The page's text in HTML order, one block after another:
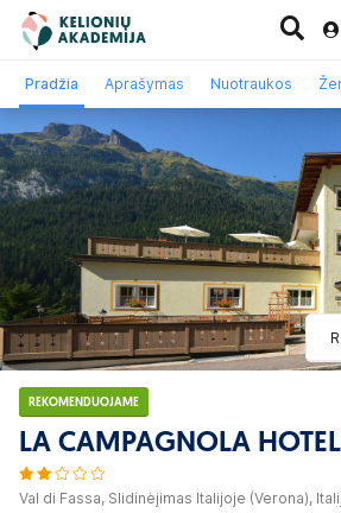
Paskutinė
minutė
Pažintinės
kelionės
REKOMENDUOJAME
LA CAMPAGNOLA
Val di Fassa, Slidinėjimas Italijoje (Verona),
Pradžia Aprašymas Nuotraukos